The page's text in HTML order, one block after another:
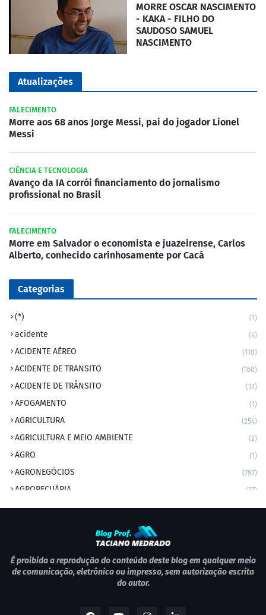
MORRE OSCAR NASCIMENTO
- KAKA - FILHO DO
SAUDOSO SAMUEL
NASCIMENTO
Atualizações
FALECIMENTO
Morre aos 68 anos Jorge Messi, pai do jogador Lionel
Messi
CIÊNCIA E TECNOLOGIA
Avanço da IA corrói financiamento do jornalismo
profissional no Brasil
FALECIMENTO
Morre em Salvador o economista e juazeirense, Carlos
Alberto, conhecido carinhosamente por Cacá
Categorias
(*) (1)
acidente (4)
ACIDENTE AÉREO (110)
ACIDENTE DE TRANSITO (160)
ACIDENTE DE TRÂNSITO (13)
AFOGAMENTO (1)
AGRICULTURA (254)
AGRICULTURA E MEIO AMBIENTE (2)
AGRO (1)
AGRONEGÓCIOS (787)
AGROPECUÁRIA (37)
AMBIENTE (9)
ANIVERSÁRIO DA CIDADE
ANIVERSÁRIOS (1)
APEXBRASIL (1)
É proibida a reprodução do conteúdo deste blog em qualquer meio
de comunicação, eletrônico ou impresso, sem autorização escrita
do autor.